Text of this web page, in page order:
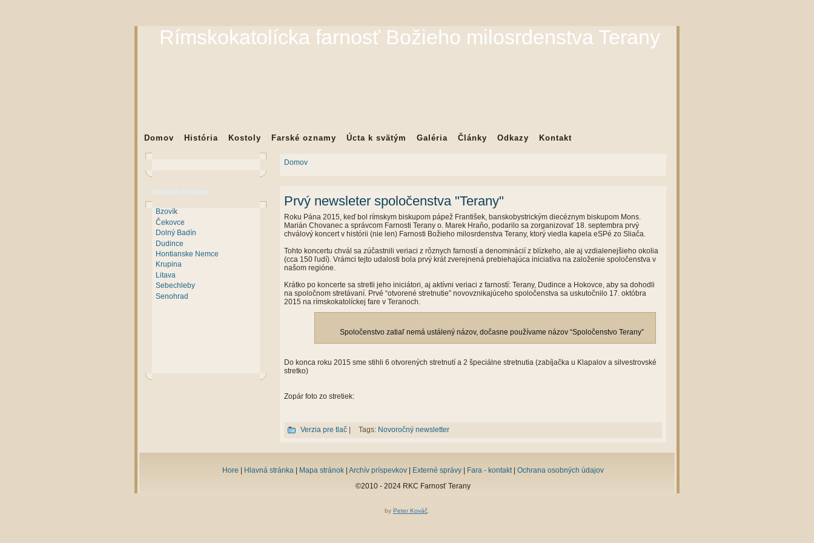
Rímskokatolícka farnosť Božieho milosrdenstva Terany
Domov História Kostoly Farské oznamy Úcta k svätým Galéria Články Odkazy Kontakt
Dekanát Krupina
Bzovík
Čekovce
Dolný Badín
Dudince
Hontianske Nemce
Krupina
Litava
Sebechleby
Senohrad
Domov
Prvý newsleter spoločenstva "Terany"
Roku Pána 2015, keď bol rímskym biskupom pápež František, banskobystrickým diecéznym biskupom Mons.
Marián Chovanec a správcom Farnosti Terany o. Marek Hraňo, podarilo sa zorganizovať 18. septembra prvý
chválový koncert v histórii (nie len) Farnosti Božieho milosrdenstva Terany, ktorý viedla kapela eSPé zo Sliača.
Tohto koncertu chvál sa zúčastnili veriaci z rôznych farností a denominácií z blízkeho, ale aj vzdialenejšieho okolia
(cca 150 ľudí). Vrámci tejto udalosti bola prvý krát zverejnená prebiehajúca iniciatíva na založenie spoločenstva v
našom regióne.
Krátko po koncerte sa stretli jeho iniciátori, aj aktívni veriaci z farností: Terany, Dudince a Hokovce, aby sa dohodli
na spoločnom stretávaní. Prvé “otvorené stretnutie” novovznikajúceho spoločenstva sa uskutočnilo 17. októbra
2015 na rímskokatolíckej fare v Teranoch.
Spoločenstvo zatiaľ nemá ustálený názov, dočasne používame názov “Spoločenstvo Terany”
Do konca roku 2015 sme stihli 6 otvorených stretnutí a 2 špeciálne stretnutia (zabíjačka u Klapalov a silvestrovské
stretko)
Zopár foto zo stretiek:
Verzia pre tlač Tags: Novoročný newsletter
Hore | Hlavná stránka | Mapa stránok | Archív príspevkov | Externé správy | Fara - kontakt | Ochrana osobných údajov
©2010 - 2024 RKC Farnosť Terany
by Peter Kováč